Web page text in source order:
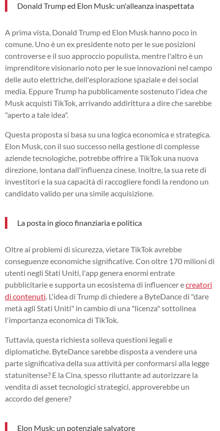
Donald Trump ed Elon Musk: un'alleanza inaspettata
A prima vista, Donald Trump ed Elon Musk hanno poco in
comune. Uno è un ex presidente noto per le sue posizioni
controverse e il suo approccio populista, mentre l'altro è un
imprenditore visionario noto per le sue innovazioni nel campo
delle auto elettriche, dell'esplorazione spaziale e dei social
media. Eppure Trump ha pubblicamente sostenuto l'idea che
Musk acquisti TikTok, arrivando addirittura a dire che sarebbe
"aperto a tale idea".
Questa proposta si basa su una logica economica e strategica.
Elon Musk, con il suo successo nella gestione di complesse
aziende tecnologiche, potrebbe offrire a TikTok una nuova
direzione, lontana dall'influenza cinese. Inoltre, la sua rete di
investitori e la sua capacità di raccogliere fondi la rendono un
candidato valido per una simile acquisizione.
La posta in gioco finanziaria e politica
Oltre ai problemi di sicurezza, vietare TikTok avrebbe
conseguenze economiche significative. Con oltre 170 milioni di
utenti negli Stati Uniti, l'app genera enormi entrate
pubblicitarie e supporta un ecosistema di influencer ecreatori
di contenuti . L'idea di Trump di chiedere a ByteDance di "dare
metà agli Stati Uniti" in cambio di una "licenza" sottolinea
l'importanza economica di TikTok.
Tuttavia, questa richiesta solleva questioni legali e
diplomatiche. ByteDance sarebbe disposta a vendere una
parte significativa della sua attività per conformarsi alla legge
statunitense? E la Cina, spesso riluttante ad autorizzare la
vendita di asset tecnologici strategici, approverebbe un
accordo del genere?
Elon Musk: un potenziale salvatore